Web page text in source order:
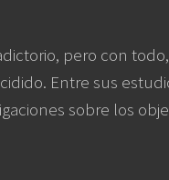
pero con
Entre sus
sobre los